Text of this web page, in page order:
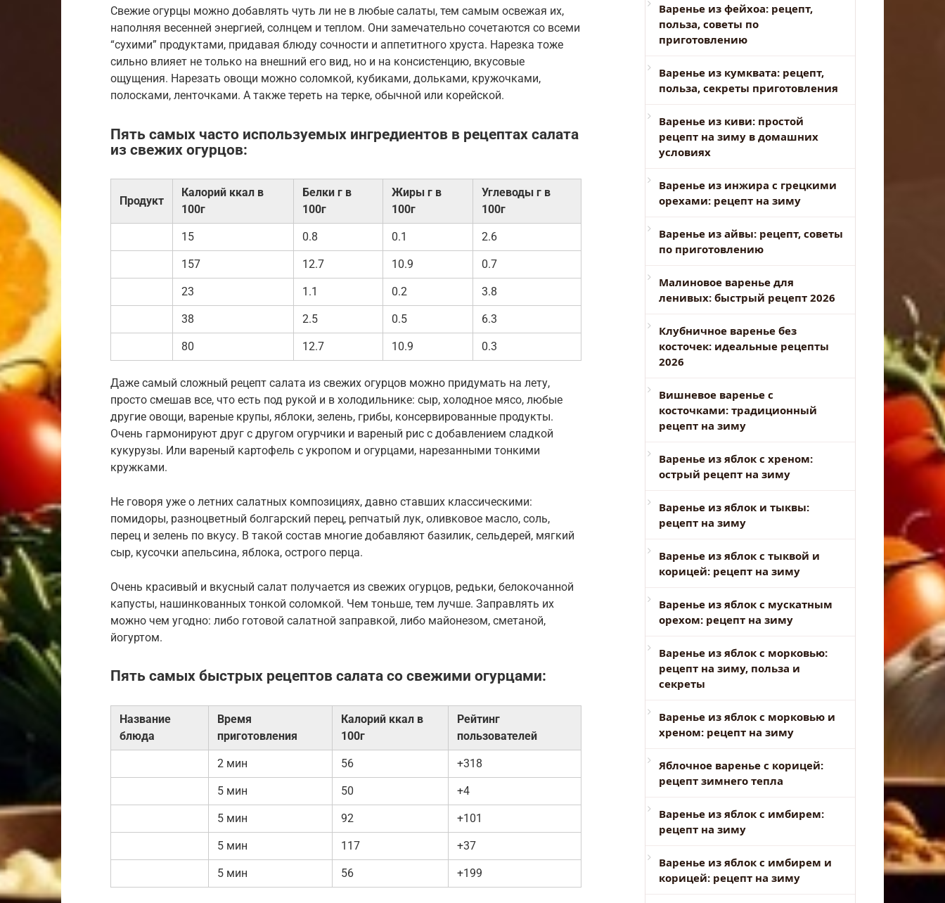
Свежие огурцы можно добавлять чуть ли не в любые салаты, тем самым освежая их,
наполняя весенней энергией, солнцем и теплом. Они замечательно сочетаются со всеми
“сухими” продуктами, придавая блюду сочности и аппетитного хруста. Нарезка тоже
сильно влияет не только на внешний его вид, но и на консистенцию, вкусовые
ощущения. Нарезать овощи можно соломкой, кубиками, дольками, кружочками,
полосками, ленточками. А также тереть на терке, обычной или корейской.
Пять самых часто используемых ингредиентов в рецептах салата
из свежих огурцов:
Продукт
Калорий ккал в
100г
Белки г в
100г
Жиры г в
100г
Углеводы г в
100г
15 0.8 0.1 2.6
157 12.7 10.9 0.7
23 1.1 0.2 3.8
38 2.5 0.5 6.3
80 12.7 10.9 0.3
Даже самый сложный рецепт салата из свежих огурцов можно придумать на лету,
просто смешав все, что есть под рукой и в холодильнике: сыр, холодное мясо, любые
другие овощи, вареные крупы, яблоки, зелень, грибы, консервированные продукты.
Очень гармонируют друг с другом огурчики и вареный рис с добавлением сладкой
кукурузы. Или вареный картофель с укропом и огурцами, нарезанными тонкими
кружками.
Не говоря уже о летних салатных композициях, давно ставших классическими:
помидоры, разноцветный болгарский перец, репчатый лук, оливковое масло, соль,
перец и зелень по вкусу. В такой состав многие добавляют базилик, сельдерей, мягкий
сыр, кусочки апельсина, яблока, острого перца.
Очень красивый и вкусный салат получается из свежих огурцов, редьки, белокочанной
капусты, нашинкованных тонкой соломкой. Чем тоньше, тем лучше. Заправлять их
можно чем угодно: либо готовой салатной заправкой, либо майонезом, сметаной,
йогуртом.
Пять самых быстрых рецептов салата со свежими огурцами:
Название
блюда
Время
приготовления
Калорий ккал в
100г
Рейтинг
пользователей
2 мин 56 +318
5 мин 50 +4
5 мин 92 +101
5 мин 117 +37
5 мин 56 +199
Варенье из фейхоа: рецепт,
польза, советы по
приготовлению
Варенье из кумквата: рецепт,
польза, секреты приготовления
Варенье из киви: простой
рецепт на зиму в домашних
условиях
Варенье из инжира с грецкими
орехами: рецепт на зиму
Варенье из айвы: рецепт, советы
по приготовлению
Малиновое варенье для
ленивых: быстрый рецепт 2026
Клубничное варенье без
косточек: идеальные рецепты
2026
Вишневое варенье с
косточками: традиционный
рецепт на зиму
Варенье из яблок с хреном:
острый рецепт на зиму
Варенье из яблок и тыквы:
рецепт на зиму
Варенье из яблок с тыквой и
корицей: рецепт на зиму
Варенье из яблок с мускатным
орехом: рецепт на зиму
Варенье из яблок с морковью:
рецепт на зиму, польза и
секреты
Варенье из яблок с морковью и
хреном: рецепт на зиму
Яблочное варенье с корицей:
рецепт зимнего тепла
Варенье из яблок с имбирем:
рецепт на зиму
Варенье из яблок с имбирем и
корицей: рецепт на зиму